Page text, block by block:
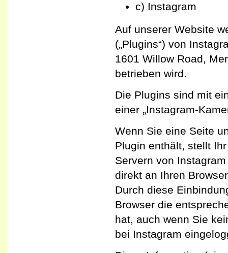
c) Instagram
Auf unserer Website
(„Plugins“) von
1601 Willow Road,
betrieben wird.
Die Plugins sind mit
einer „Instagram-
Wenn Sie eine Seite
Plugin enthält, stellt
Servern von
direkt an Ihren
Durch diese
Browser die
hat, auch wenn Sie
bei Instagram